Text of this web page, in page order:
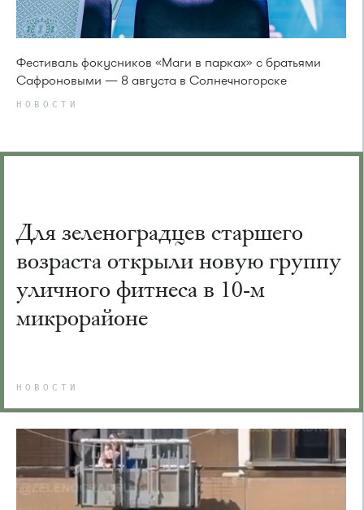
Фестиваль фокусников «Маги в парках» с братьями
Сафроновыми — 8 августа в Солнечногорске
НОВОСТИ
Для зеленоградцев старшего
возраста открыли новую группу
уличного фитнеса в 10-м
микрорайоне
НОВОСТИ